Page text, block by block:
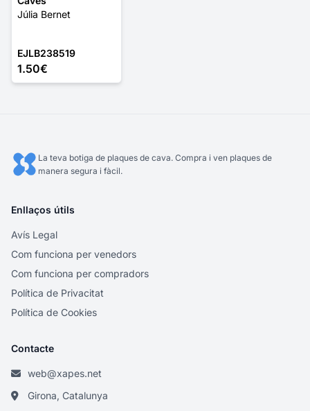
Júlia Bernet
EJLB238519
1.50€
La teva botiga de plaques de cava. Compra i ven plaques de
manera segura i fàcil.
Enllaços útils
Avís Legal
Com funciona per venedors
Com funciona per compradors
Política de Privacitat
Política de Cookies
Contacte
web@xapes.net
Girona, Catalunya